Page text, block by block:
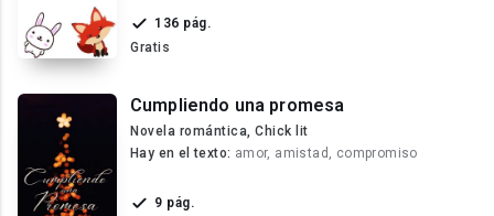
136 pág.
Gratis
Cumpliendo una promesa
Novela romántica, Chick lit
Hay en el texto: amor, amistad, compromiso
9 pág.